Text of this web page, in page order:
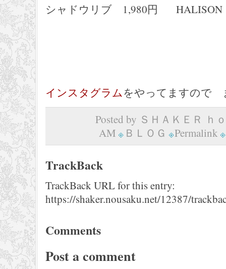
シャドウリブ 1,980円 HALISON
インスタグラムをやってますので
Posted by ＳＨＡＫＥＲ ｈ
AM
ＢＬＯＧ Permalink
TrackBack
TrackBack URL for this entry:
https://shaker.nousaku.net/12387/
Comments
Post a comment